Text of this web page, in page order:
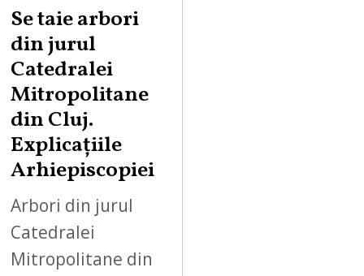
Se taie arbori
din jurul
Catedralei
Mitropolitane
din Cluj.
Explicațiile
Arhiepiscopiei
Arbori din jurul
Catedralei
Mitropolitane din